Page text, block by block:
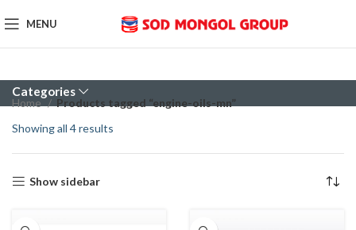
MENU
Categories
Home
Products tagged “engine-oils-mn”
Showing all 4 results
Show sidebar